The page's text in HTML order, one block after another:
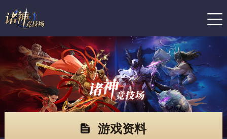
游戏资料